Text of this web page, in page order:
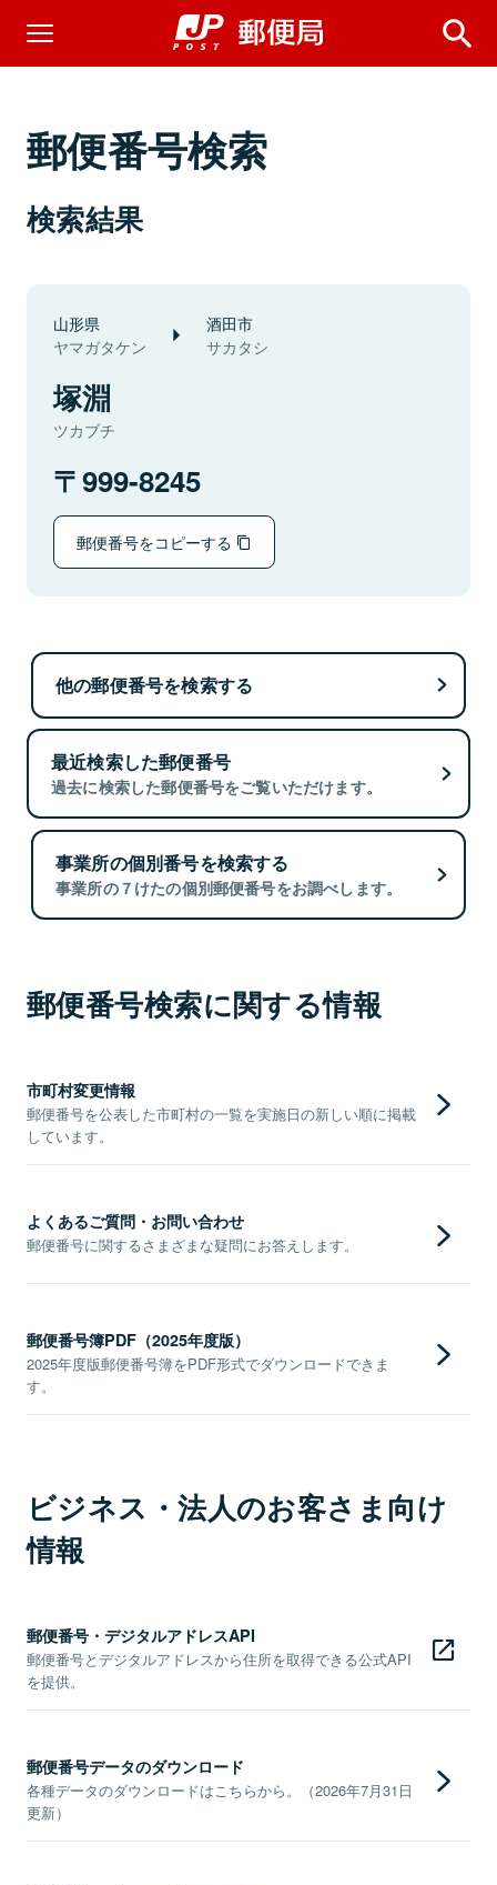
郵便番号検索
検索結果
山形県
ヤマガタケン
酒田市
サカタシ
塚淵
ツカブチ
999-8245
郵便番号をコピーする
他の郵便番号を検索する
最近検索した郵便番号
過去に検索した郵便番号をご覧いただけます。
事業所の個別番号を検索する
事業所の７けたの個別郵便番号をお調べします。
郵便番号検索に関する情報
市町村変更情報
郵便番号を公表した市町村の一覧を実施日の新しい順に掲載
しています。
よくあるご質問・お問い合わせ
郵便番号に関するさまざまな疑問にお答えします。
郵便番号簿PDF（2025年度版）
2025年度版郵便番号簿をPDF形式でダウンロードできま
す。
ビジネス・法人のお客さま向け
情報
郵便番号・デジタルアドレスAPI
郵便番号とデジタルアドレスから住所を取得できる公式API
を提供。
郵便番号データのダウンロード
各種データのダウンロードはこちらから。（2026年7月31日
更新）